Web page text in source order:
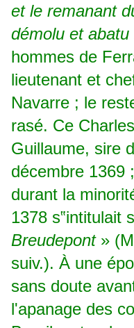
et le remanant
démolu et abatu
hommes de
lieutenant et
Navarre ; le
rasé. Ce
Guillaume, sire
décembre 1369
durant la
1378 s‟intitulait
Breudepont»
suiv.). À une
sans doute
l'apanage des